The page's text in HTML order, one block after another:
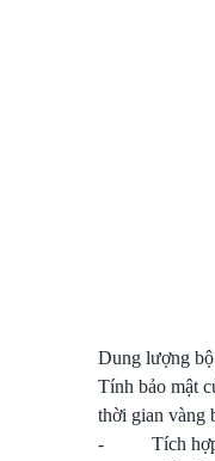
Dung lượng
Tính bảo mật
thời gian vàng
- Tích hợp